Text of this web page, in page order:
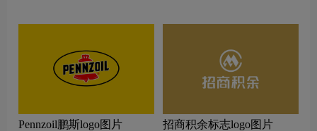
Pennzoil鹏斯logo图片 招商积余标志logo图片